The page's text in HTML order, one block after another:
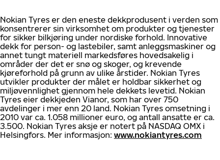
Nokian Tyres er den eneste dekkprodusent i verden som
konsentrerer sin virksomhet om produkter og tjenester
for sikker bilkjøring under nordiske forhold. Innovative
dekk for person- og lastebiler, samt anleggsmaskiner og
annet tungt materiell markedsføres hovedsakelig i
områder der det er snø og skoger, og krevende
kjøreforhold på grunn av ulike årstider. Nokian Tyres
utvikler produkter der målet er holdbar sikkerhet og
miljøvennlighet gjennom hele dekkets levetid. Nokian
Tyres eier dekkjeden Vianor, som har over 750
avdelinger i mer enn 20 land. Nokian Tyres omsetning i
2010 var ca. 1.058 millioner euro, og antall ansatte er ca.
3.500. Nokian Tyres aksje er notert på NASDAQ OMX i
Helsingfors. Mer informasjon: www.nokiantyres.com